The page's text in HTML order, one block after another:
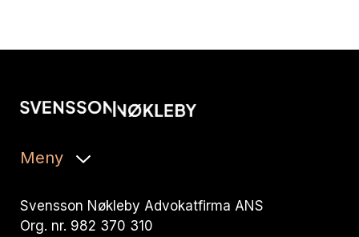
Meny
Svensson Nøkleby Advokatfirma ANS
Org. nr. 982 370 310